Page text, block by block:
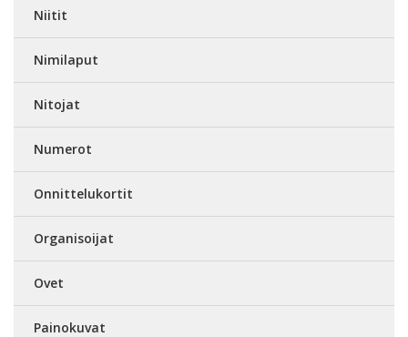
Niitit
Nimilaput
Nitojat
Numerot
Onnittelukortit
Organisoijat
Ovet
Painokuvat